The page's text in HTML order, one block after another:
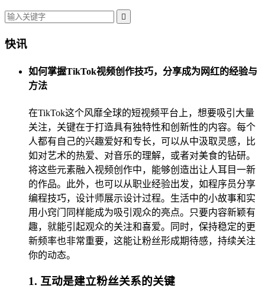

快讯
如何掌握TikTok视频创作技巧，分享成为网红的经验与
方法
在TikTok这个风靡全球的短视频平台上，想要吸引大量
关注，关键在于打造具有独特性和创新性的内容。每个
人都有自己的兴趣爱好和专长，可以从中汲取灵感，比
如对艺术的热爱、对音乐的理解，或者对美食的钻研。
将这些元素融入视频创作中，能够创造出让人耳目一新
的作品。此外，也可以从职业经验出发，如程序员分享
编程技巧，设计师展示设计过程。生活中的小故事和实
用小窍门同样能成为吸引观众的亮点。只要内容新颖有
趣，就能引起观众的关注和喜爱。同时，保持稳定的更
新频率也非常重要，这能让粉丝形成期待感，持续关注
你的动态。
1. 互动是建立粉丝关系的关键